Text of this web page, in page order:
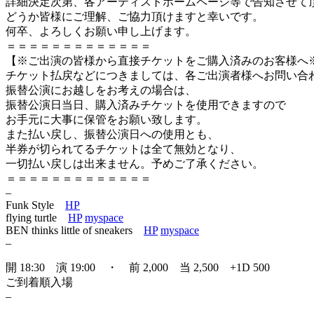
どうか皆様にご理解、ご協力頂けますと幸いです。
何卒、よろしくお願い申し上げます。
＝＝＝＝＝＝＝＝＝＝＝＝＝
【※ご出演の皆様から直接チケットをご購入済みのお客様へ
チケット払戻などにつきましては、各ご出演者様へお問い合
振替公演にお越しをお考えの場合は、
振替公演日当日、購入済みチケットを使用できますので
お手元に大事に保管をお願い致します。
また払い戻し、振替公演日への使用とも、
半券が切られてるチケットは全て無効となり、
一切払い戻しは出来ません。予めご了承ください。
＝＝＝＝＝＝＝＝＝＝＝＝＝
–
Funk Style HP
flying turtle HP myspace
BEN thinks little of sneakers HP myspace
–
開 18:30 演 19:00 ・ 前 2,000 当 2,500 +1D 500
ご到着順入場
–